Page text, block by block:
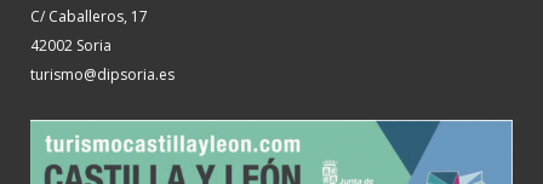
C/ Caballeros, 17
42002 Soria
turismo@dipsoria.es